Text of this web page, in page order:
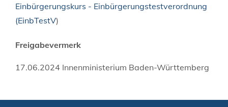
Einbürgerungskurs - Einbürgerungstestverordnung
(EinbTestV)
Freigabevermerk
17.06.2024 Innenministerium Baden-Württemberg